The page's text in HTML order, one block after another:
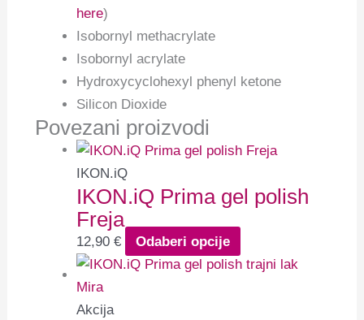
here)
Isobornyl methacrylate
Isobornyl acrylate
Hydroxycyclohexyl phenyl ketone
Silicon Dioxide
Povezani proizvodi
IKON.iQ
IKON.iQ Prima gel polish
Freja
12,90€ Odaberi opcije
Akcija